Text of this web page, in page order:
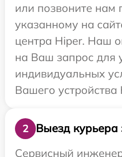
или позвоните нам
указанному на
центра Hiper. Наш
на Ваш запрос для
индивидуальных
Вашего устройства
2
Выезд курьера
Сервисный